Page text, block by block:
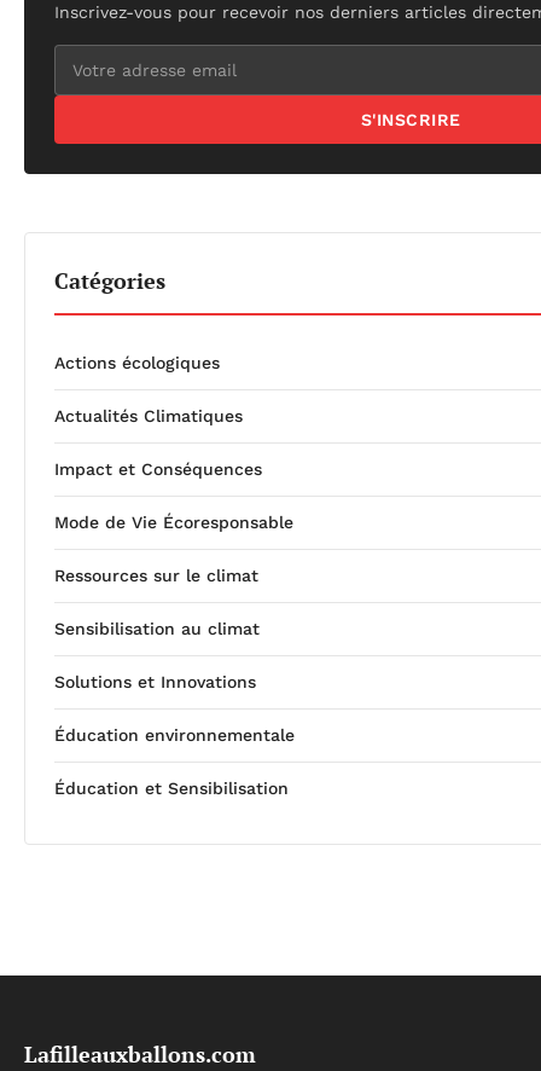
Inscrivez-vous pour recevoir nos derniers articles
S'INSCRIRE
Catégories
Actions écologiques
Actualités Climatiques
Impact et Conséquences
Mode de Vie Écoresponsable
Ressources sur le climat
Sensibilisation au climat
Solutions et Innovations
Éducation environnementale
Éducation et Sensibilisation
Lafilleauxballons.com